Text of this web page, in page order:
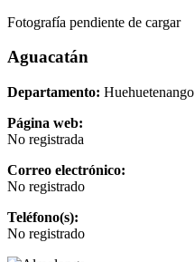
Fotografía pendiente de cargar
Aguacatán
Departamento: Huehuetenango
Página web:
No registrada
Correo electrónico:
No registrado
Teléfono(s):
No registrado